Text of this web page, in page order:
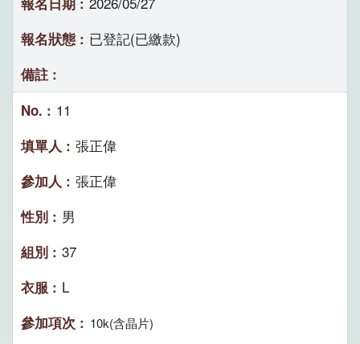
已登記(已繳款)
11
張正偉
張正偉
男
37
L
10k(含晶片)